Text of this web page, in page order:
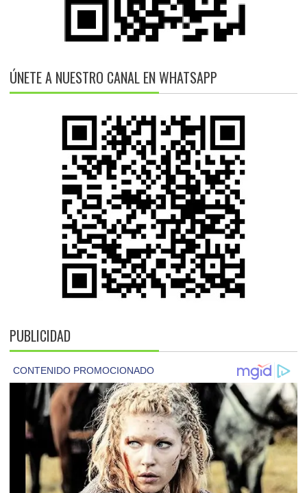
ÚNETE A NUESTRO CANAL EN WHATSAPP
PUBLICIDAD